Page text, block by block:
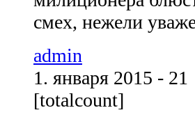
смех, нежели
admin
1. января 2015 - 21
[totalcount]